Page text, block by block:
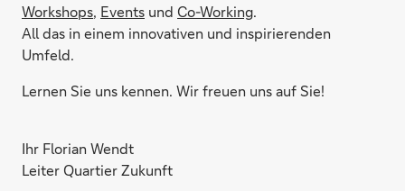
Workshops, Events und Co-Working.
All das in einem innovativen und inspirierenden
Umfeld.
Lernen Sie uns kennen. Wir freuen uns auf Sie!
Ihr Florian Wendt
Leiter Quartier Zukunft